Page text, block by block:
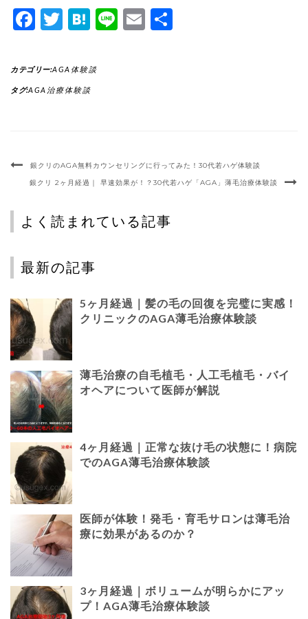
Facebook
Twitter
Hatena
LineEmail
カテゴリー:AGA体験談
タグ:AGA治療体験談
銀クリのAGA無料カウンセリングに行ってみた！30代若ハゲ体験談
銀クリ 2ヶ月経過｜ 早速効果が！？30代若ハゲ「AGA」薄毛治療体験談
よく読まれている記事
最新の記事
5ヶ月経過｜髪の毛の回復を完璧に実感！
クリニックのAGA薄毛治療体験談
薄毛治療の自毛植毛・人工毛植毛・バイ
オヘアについて医師が解説
4ヶ月経過｜正常な抜け毛の状態に！病院
でのAGA薄毛治療体験談
医師が体験！発毛・育毛サロンは薄毛治
療に効果があるのか？
3ヶ月経過｜ボリュームが明らかにアッ
プ！AGA薄毛治療体験談